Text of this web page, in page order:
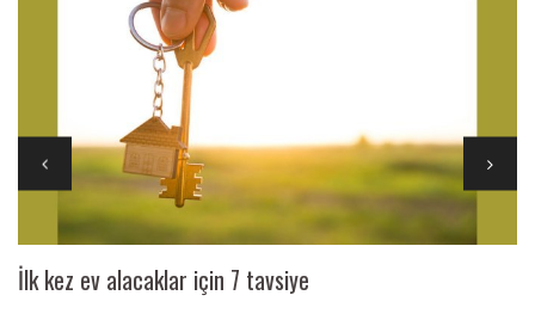
İlk kez ev alacaklar için 7 tavsiye